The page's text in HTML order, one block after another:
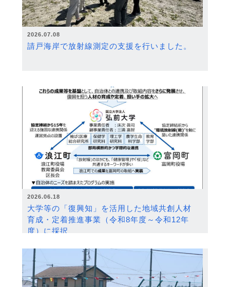
2026.07.08
請戸海岸で放射線測定の支援を行いました。
2026.06.18
大学等の「復興知」を活用した地域共創人材
育成・定着推進事業（令和8年度～令和12年
度）に採択